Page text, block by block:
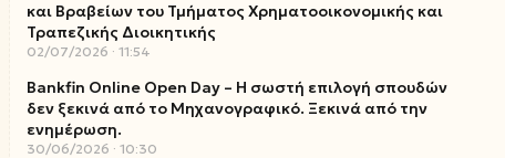
και Βραβείων του Τμήματος Χρηματοοικονομικής και
Τραπεζικής Διοικητικής
02/07/2026 11:54
Bankfin Online Open Day – Η σωστή επιλογή σπουδών
δεν ξεκινά από το Μηχανογραφικό. Ξεκινά από την
ενημέρωση.
30/06/2026 10:30